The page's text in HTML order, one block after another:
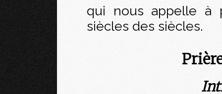
qui nous appelle à
siècles des siècles.